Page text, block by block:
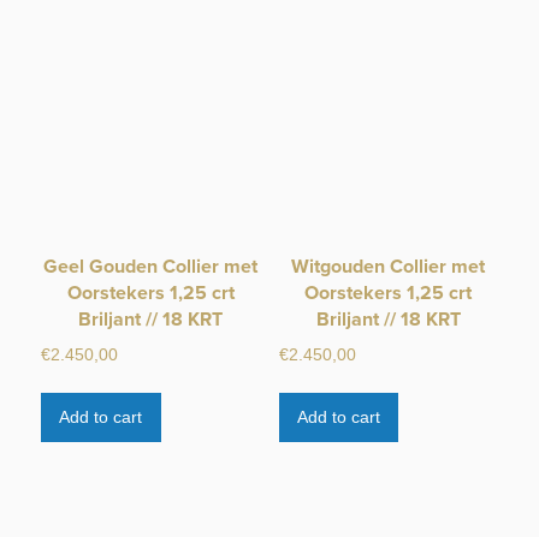
Geel Gouden Collier met
Oorstekers 1,25 crt
Briljant // 18 KRT
€2.450,00
Add to cart
Witgouden Collier met
Oorstekers 1,25 crt
Briljant // 18 KRT
€2.450,00
Add to cart